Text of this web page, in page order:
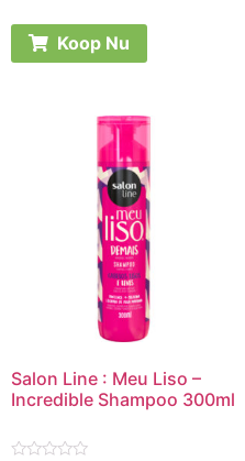
Koop Nu
Salon Line : Meu Liso –
Incredible Shampoo 300ml